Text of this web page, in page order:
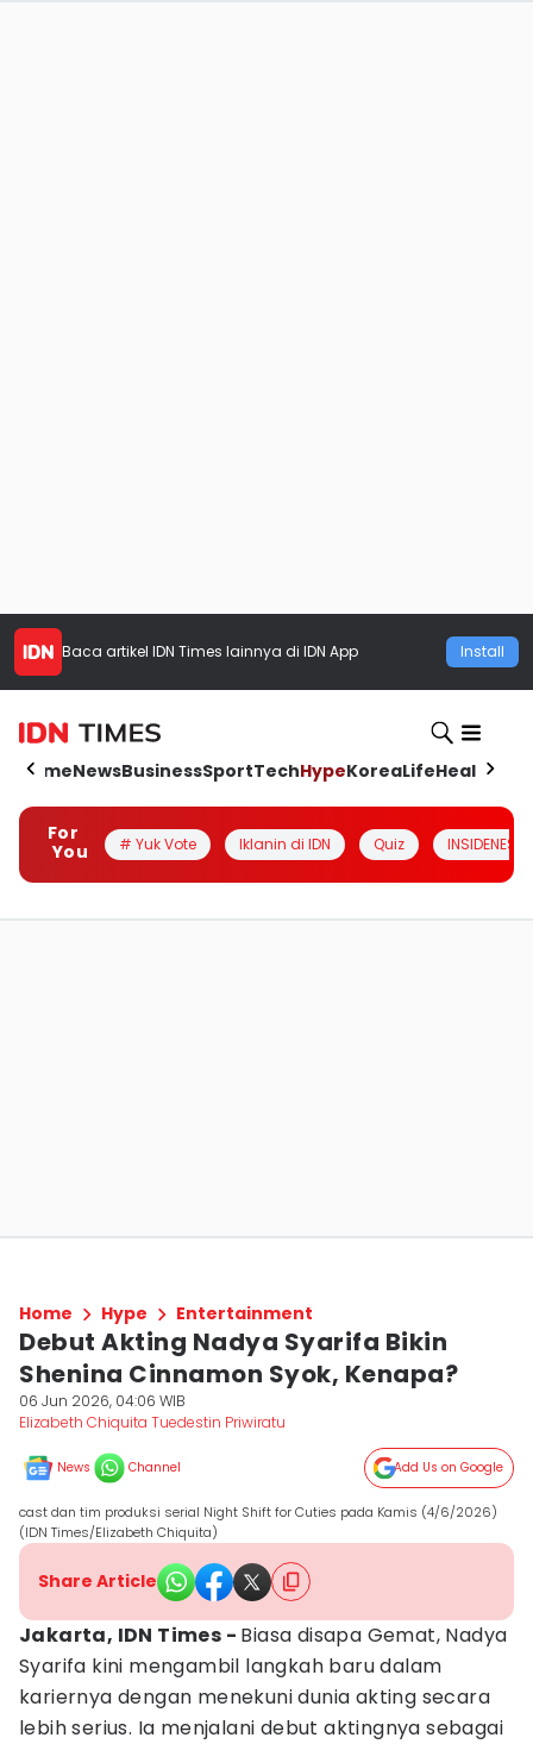
Baca artikel IDN Times lainnya di IDN App Install
HomeNewsBusinessSportTechHypeKoreaLifeHealth
For
You
# Yuk Vote Iklanin di IDN Quiz INSIDENESIA
Home Hype Entertainment
Debut Akting Nadya Syarifa Bikin
Shenina Cinnamon Syok, Kenapa?
06 Jun 2026, 04:06 WIB
Elizabeth Chiquita Tuedestin Priwiratu
News Channel Add Us on Google
cast dan tim produksi serial Night Shift for Cuties pada Kamis (4/6/2026)
(IDN Times/Elizabeth Chiquita)
Share Article
Jakarta, IDN Times - Biasa disapa Gemat, Nadya
Syarifa kini mengambil langkah baru dalam
kariernya dengan menekuni dunia akting secara
lebih serius. Ia menjalani debut aktingnya sebagai